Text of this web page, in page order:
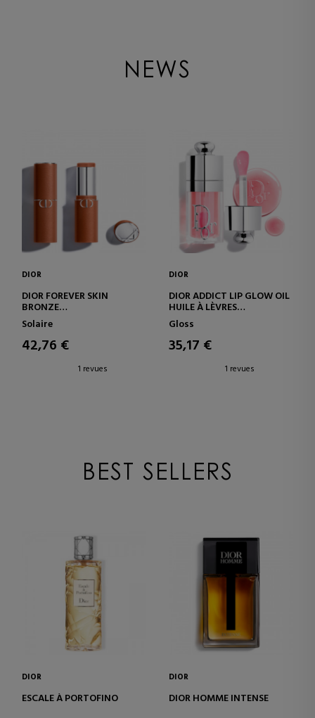
NEWS
DIOR
DIOR FOREVER SKIN
BRONZE
BAUME BRONZANT ULTRA-
FONDANT EN STICK – FINI
NATUREL ET MODULABLE
Solaire
42,76 €
1 revues
DIOR
DIOR ADDICT LIP GLOW OIL
HUILE À LÈVRES
HYDRATANTE 24H - 3 FINIS
ULTRA-BRILLANTS
Gloss
35,17 €
1 revues
BEST SELLERS
DIOR
ESCALE À PORTOFINO
DIOR
DIOR HOMME INTENSE